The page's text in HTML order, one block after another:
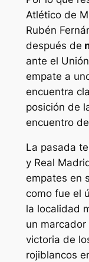
Atlético de
Rubén
después de
ante el
empate a
encuentra
posición de
encuentro
La pasada
y Real
empates en
como fue el
la localidad
un
victoria de
rojiblancos